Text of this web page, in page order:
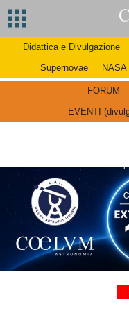
Didattica e Divulgazione
Supernovae
NASA
FORUM
EVENTI